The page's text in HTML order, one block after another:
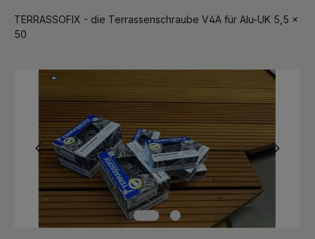
TERRASSOFIX - die Terrassenschraube V4A für Alu-UK 5,5 x
50
Bildergalerie überspringen